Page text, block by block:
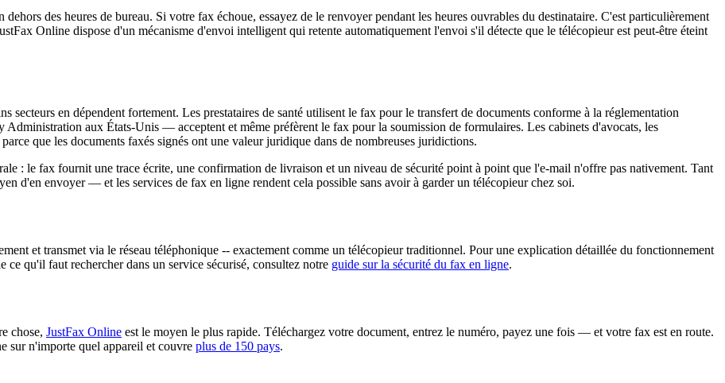
dehors des heures de bureau. Si votre fax échoue, essayez de le renvoyer pendant les heures ouvrables du destinataire. C'est particulièrement
Online dispose d'un mécanisme d'envoi intelligent qui retente automatiquement l'envoi s'il détecte que le télécopieur est peut-être éteint
secteurs en dépendent fortement. Les prestataires de santé utilisent le fax pour le transfert de documents conforme à la réglementation
aux États-Unis — acceptent et même préfèrent le fax pour la soumission de formulaires. Les cabinets d'avocats, les
que les documents faxés signés ont une valeur juridique dans de nombreuses juridictions.
: le fax fournit une trace écrite, une confirmation de livraison et un niveau de sécurité point à point que l'e-mail n'offre pas nativement. Tant
d'en envoyer — et les services de fax en ligne rendent cela possible sans avoir à garder un télécopieur chez soi.
et transmet via le réseau téléphonique -- exactement comme un télécopieur traditionnel. Pour une explication détaillée du fonctionnement
ce qu'il faut rechercher dans un service sécurisé, consultez notre guide sur la sécurité du fax en ligne.
chose, JustFax Online est le moyen le plus rapide. Téléchargez votre document, entrez le numéro, payez une fois — et votre fax est en route.
sur n'importe quel appareil et couvre plus de 150 pays.